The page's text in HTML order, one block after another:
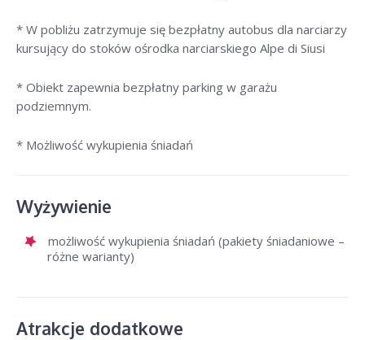
* W pobliżu zatrzymuje się bezpłatny autobus dla narciarzy
kursujący do stoków ośrodka narciarskiego Alpe di Siusi
* Obiekt zapewnia bezpłatny parking w garażu
podziemnym.
* Możliwość wykupienia śniadań
Wyżywienie
możliwość wykupienia śniadań (pakiety śniadaniowe –
różne warianty)
Atrakcje dodatkowe